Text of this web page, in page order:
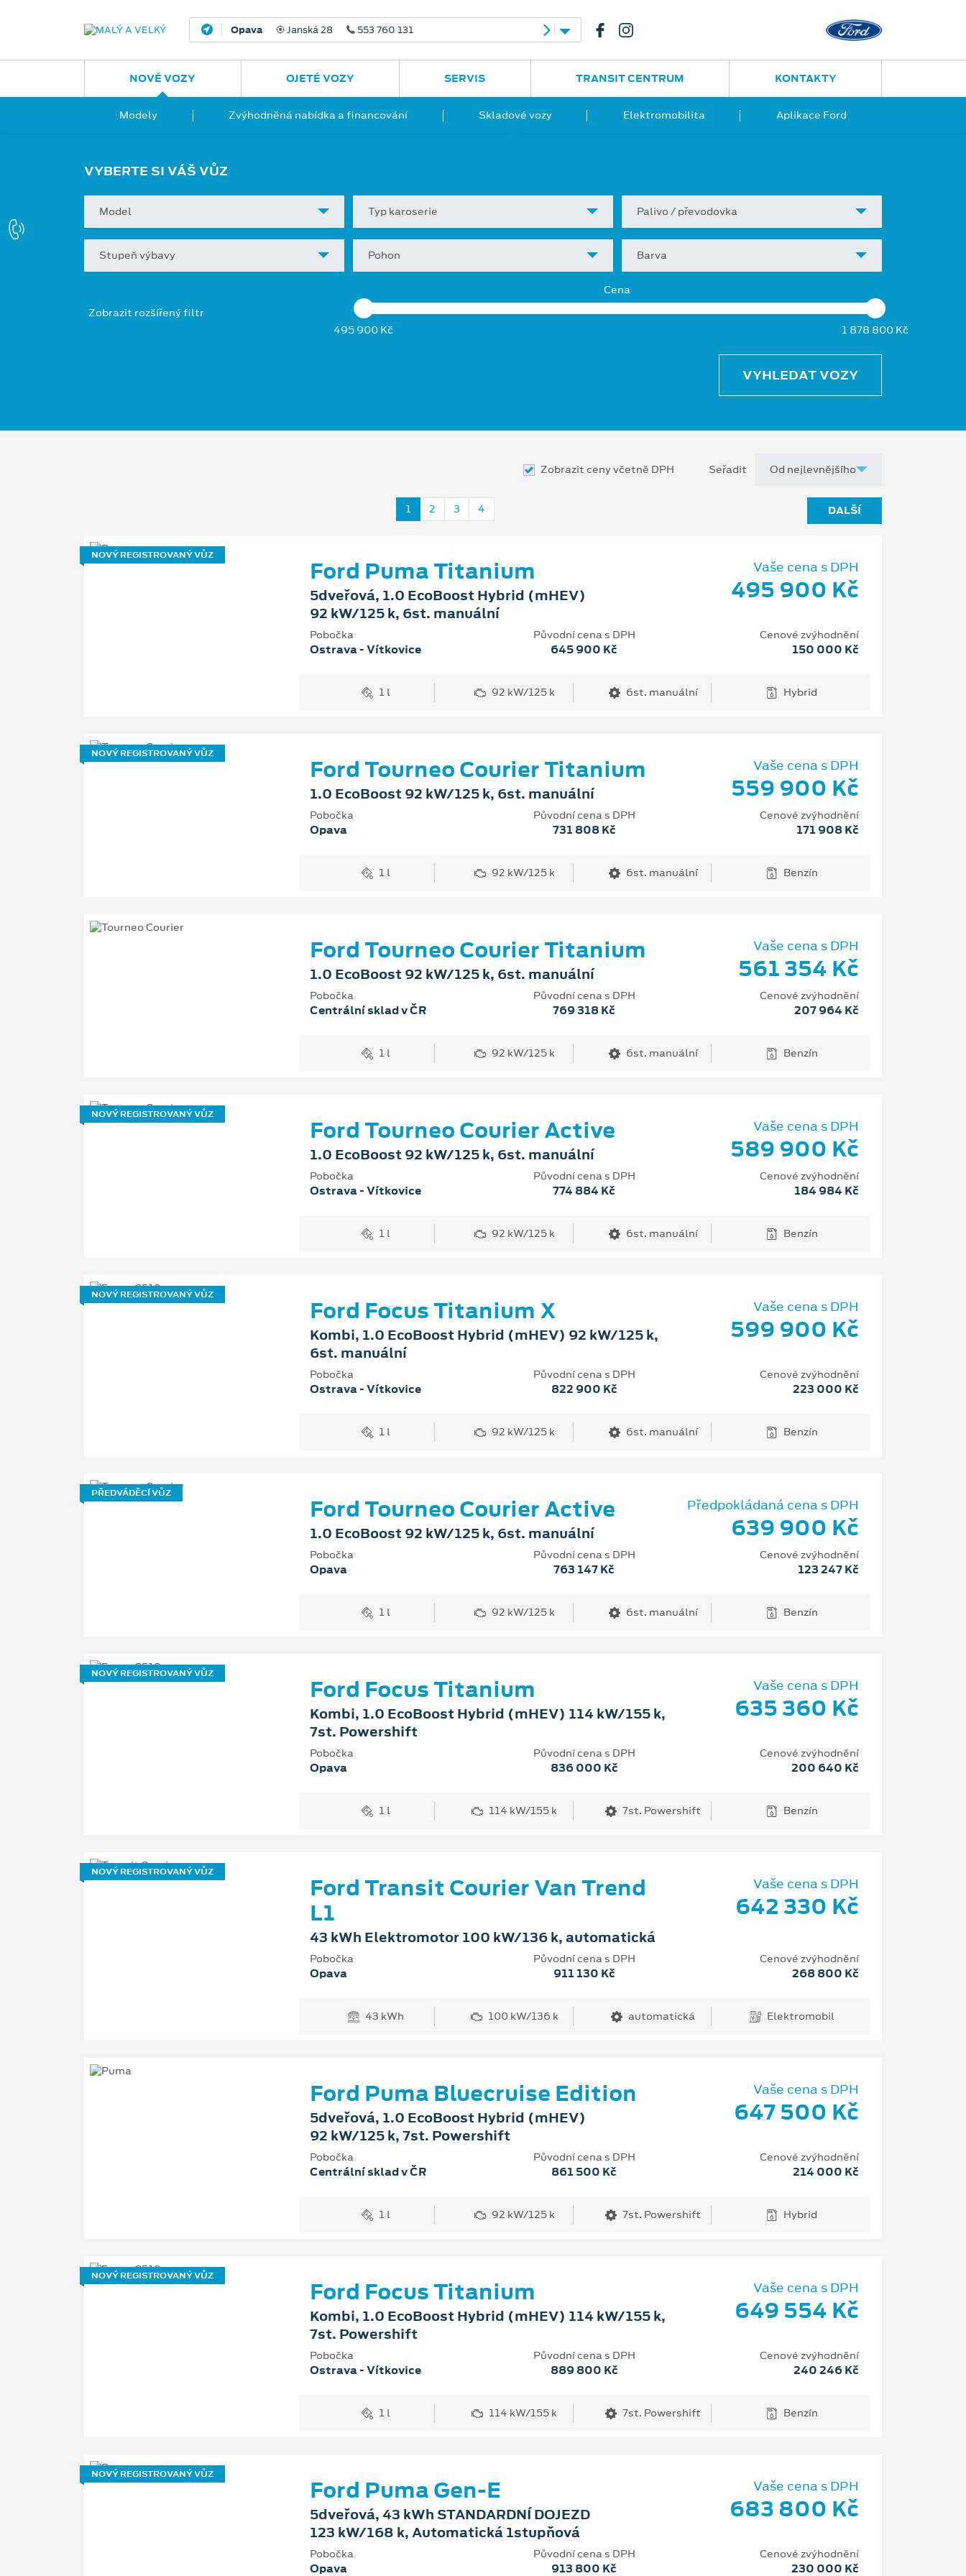
Opava Janská 28 553 760 131 Ostrava - Vítkovice
NOVÉ VOZY
Modely Zvýhodněná nabídka a financování Skladové vozy Elektromobilita Aplikace Ford
OJETÉ VOZY SERVIS TRANSIT CENTRUM KONTAKTY
VYBERTE SI VÁŠ VŮZ
Model Typ karoserie Palivo / převodovka
Stupeň výbavy Pohon Barva
Zobrazit rozšířený filtr
Cena
495 900 Kč 1 878 800 Kč
VYHLEDAT VOZY
Zobrazit ceny včetně DPH Seřadit
1 2 3 4 DALŠÍ
NOVÝ REGISTROVANÝ VŮZ
Ford Puma Titanium
5dveřová, 1.0 EcoBoost Hybrid (mHEV)
92 kW/125 k, 6st. manuální
Vaše cena s DPH
495 900 Kč
Pobočka
Ostrava - Vítkovice
Původní cena s DPH
645 900 Kč
Cenové zvýhodnění
150 000 Kč
1 l 92 kW/125 k 6st. manuální Hybrid
NOVÝ REGISTROVANÝ VŮZ
Ford Tourneo Courier Titanium
1.0 EcoBoost 92 kW/125 k, 6st. manuální
Vaše cena s DPH
559 900 Kč
Pobočka
Opava
Původní cena s DPH
731 808 Kč
Cenové zvýhodnění
171 908 Kč
1 l 92 kW/125 k 6st. manuální Benzín
Ford Tourneo Courier Titanium
1.0 EcoBoost 92 kW/125 k, 6st. manuální
Vaše cena s DPH
561 354 Kč
Pobočka
Centrální sklad v ČR
Původní cena s DPH
769 318 Kč
Cenové zvýhodnění
207 964 Kč
1 l 92 kW/125 k 6st. manuální Benzín
NOVÝ REGISTROVANÝ VŮZ
Ford Tourneo Courier Active
1.0 EcoBoost 92 kW/125 k, 6st. manuální
Vaše cena s DPH
589 900 Kč
Pobočka
Ostrava - Vítkovice
Původní cena s DPH
774 884 Kč
Cenové zvýhodnění
184 984 Kč
1 l 92 kW/125 k 6st. manuální Benzín
NOVÝ REGISTROVANÝ VŮZ
Ford Focus Titanium X
Kombi, 1.0 EcoBoost Hybrid (mHEV) 92 kW/125 k,
6st. manuální
Vaše cena s DPH
599 900 Kč
Pobočka
Ostrava - Vítkovice
Původní cena s DPH
822 900 Kč
Cenové zvýhodnění
223 000 Kč
1 l 92 kW/125 k 6st. manuální Benzín
PŘEDVÁDĚCÍ VŮZ
Ford Tourneo Courier Active
1.0 EcoBoost 92 kW/125 k, 6st. manuální
Předpokládaná cena s DPH
639 900 Kč
Pobočka
Opava
Původní cena s DPH
763 147 Kč
Cenové zvýhodnění
123 247 Kč
1 l 92 kW/125 k 6st. manuální Benzín
NOVÝ REGISTROVANÝ VŮZ
Ford Focus Titanium
Kombi, 1.0 EcoBoost Hybrid (mHEV) 114 kW/155 k,
7st. Powershift
Vaše cena s DPH
635 360 Kč
Pobočka
Opava
Původní cena s DPH
836 000 Kč
Cenové zvýhodnění
200 640 Kč
1 l 114 kW/155 k 7st. Powershift Benzín
NOVÝ REGISTROVANÝ VŮZ
Ford Transit Courier Van Trend
L1
43 kWh Elektromotor 100 kW/136 k, automatická
Vaše cena s DPH
642 330 Kč
Pobočka
Opava
Původní cena s DPH
911 130 Kč
Cenové zvýhodnění
268 800 Kč
43 kWh 100 kW/136 k automatická Elektromobil
Ford Puma Bluecruise Edition
5dveřová, 1.0 EcoBoost Hybrid (mHEV)
92 kW/125 k, 7st. Powershift
Vaše cena s DPH
647 500 Kč
Pobočka
Centrální sklad v ČR
Původní cena s DPH
861 500 Kč
Cenové zvýhodnění
214 000 Kč
1 l 92 kW/125 k 7st. Powershift Hybrid
NOVÝ REGISTROVANÝ VŮZ
Ford Focus Titanium
Kombi, 1.0 EcoBoost Hybrid (mHEV) 114 kW/155 k,
7st. Powershift
Vaše cena s DPH
649 554 Kč
Pobočka
Ostrava - Vítkovice
Původní cena s DPH
889 800 Kč
Cenové zvýhodnění
240 246 Kč
1 l 114 kW/155 k 7st. Powershift Benzín
NOVÝ REGISTROVANÝ VŮZ
Ford Puma Gen-E
5dveřová, 43 kWh STANDARDNÍ DOJEZD
123 kW/168 k, Automatická 1stupňová
Vaše cena s DPH
683 800 Kč
Pobočka
Opava
Původní cena s DPH
913 800 Kč
Cenové zvýhodnění
230 000 Kč